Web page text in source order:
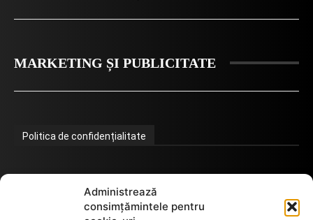
Administrează
consimțămintele pentru
MARKETING ȘI PUBLICITATE
Politica de confidențialitate
Termeni de utilizare